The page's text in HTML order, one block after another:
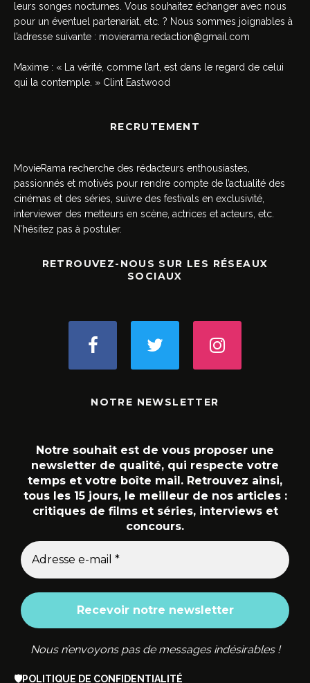
leurs songes nocturnes. Vous souhaitez échanger avec nous
pour un éventuel partenariat, etc. ? Nous sommes joignables à
l’adresse suivante : movierama.redaction@gmail.com
Maxime : « La vérité, comme l’art, est dans le regard de celui
qui la contemple. » Clint Eastwood
RECRUTEMENT
MovieRama recherche des rédacteurs enthousiastes,
passionnés et motivés pour rendre compte de l’actualité des
cinémas et des séries, suivre des festivals en exclusivité,
interviewer des metteurs en scène, actrices et acteurs, etc.
N’hésitez pas à postuler.
RETROUVEZ-NOUS SUR LES RÉSEAUX
SOCIAUX
NOTRE NEWSLETTER
Notre souhait est de vous proposer une
newsletter de qualité, qui respecte votre
temps et votre boîte mail. Retrouvez ainsi,
tous les 15 jours, le meilleur de nos articles :
critiques de films et séries, interviews et
concours.
Nous n’envoyons pas de messages indésirables !
🛡️POLITIQUE DE CONFIDENTIALITÉ